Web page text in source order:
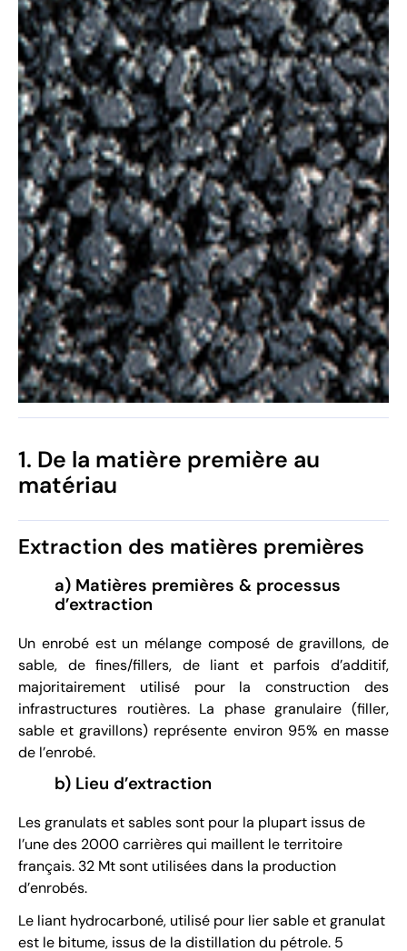
1. De la matière première au
matériau
Extraction des matières premières
a) Matières premières & processus
d’extraction
Un enrobé est un mélange composé de gravillons, de
sable, de fines/fillers, de liant et parfois d’additif,
majoritairement utilisé pour la construction des
infrastructures routières. La phase granulaire (filler,
sable et gravillons) représente environ 95% en masse
de l’enrobé.
b) Lieu d’extraction
Les granulats et sables sont pour la plupart issus de
l’une des 2000 carrières qui maillent le territoire
français. 32 Mt sont utilisées dans la production
d’enrobés.
Le liant hydrocarboné, utilisé pour lier sable et granulat
est le bitume, issus de la distillation du pétrole. 5